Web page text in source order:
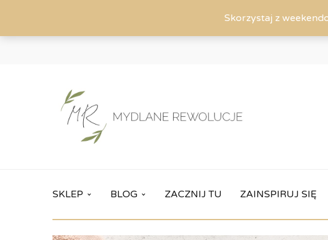
Skorzystaj z
SKLEP BLOG ZACZNIJ TU ZAINSPIRUJ SIĘ